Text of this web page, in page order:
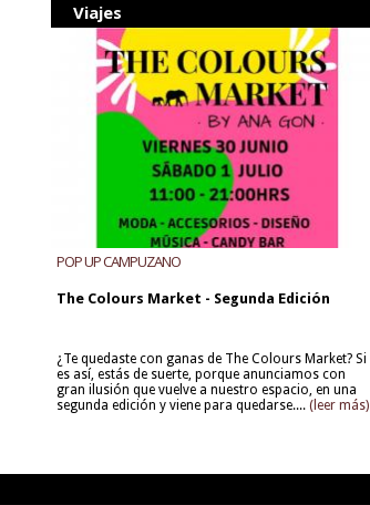
Viajes
POP UP CAMPUZANO
The Colours Market - Segunda Edición
¿Te quedaste con ganas de The Colours Market? Si
es así, estás de suerte, porque anunciamos con
gran ilusión que vuelve a nuestro espacio, en una
segunda edición y viene para quedarse.... (leer más)